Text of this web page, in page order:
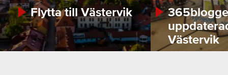
Flytta till Västervik
Västervik